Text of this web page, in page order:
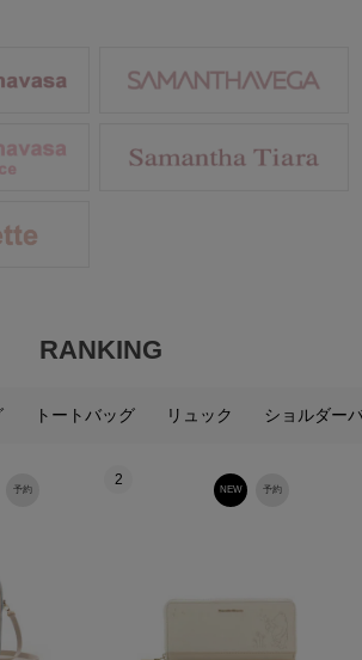
RANKING
トートバッグ リュック ショルダー
予約
2
予約
NEW